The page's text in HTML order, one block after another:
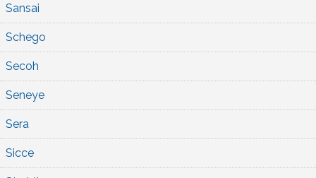
Sansai
Schego
Secoh
Seneye
Sera
Sicce